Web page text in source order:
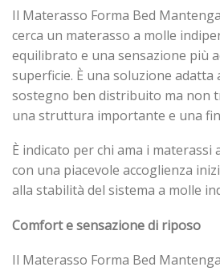
Il Materasso Forma Bed
cerca un materasso a molle
equilibrato e una sensazione più
superficie. È una soluzione adatta
sostegno ben distribuito ma non
una struttura importante e una
È indicato per chi ama i materassi
con una piacevole accoglienza
alla stabilità del sistema a molle
Comfort e sensazione di riposo
Il Materasso Forma Bed